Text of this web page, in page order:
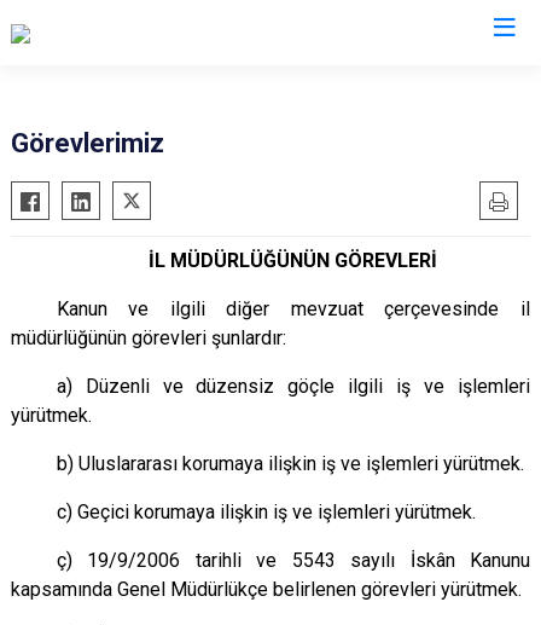
Görevlerimiz
İL MÜDÜRLÜĞÜNÜN GÖREVLERİ
Kanun ve ilgili diğer mevzuat çerçevesinde il
müdürlüğünün görevleri şunlardır:
a) Düzenli ve düzensiz göçle ilgili iş ve işlemleri
yürütmek.
b) Uluslararası korumaya ilişkin iş ve işlemleri yürütmek.
c) Geçici korumaya ilişkin iş ve işlemleri yürütmek.
ç) 19/9/2006 tarihli ve 5543 sayılı İskân Kanunu
kapsamında Genel Müdürlükçe belirlenen görevleri yürütmek.